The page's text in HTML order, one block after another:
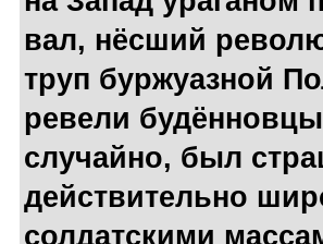
вал, нёсший
труп буржуазной
ревели
случайно, был
действительно
солдатскими